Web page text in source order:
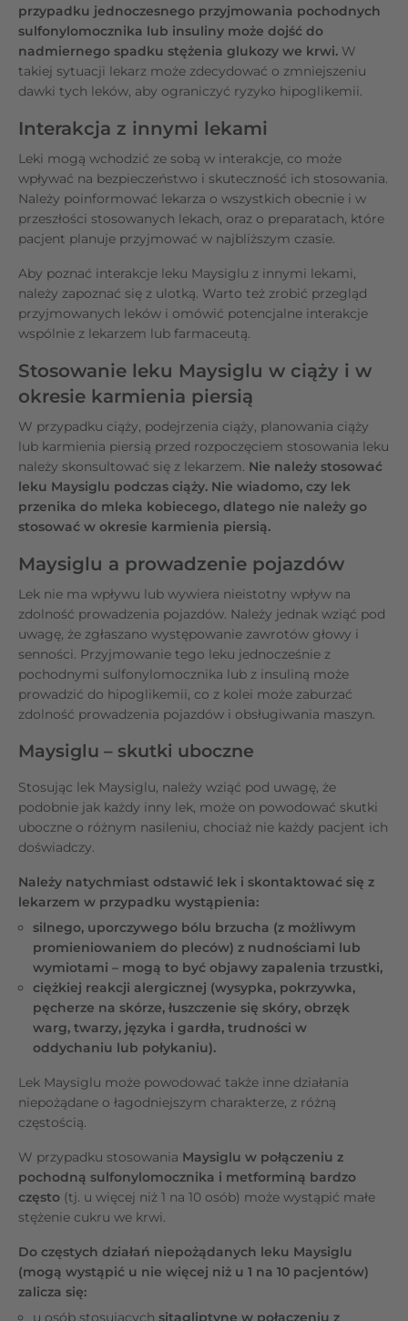
przypadku jednoczesnego przyjmowania pochodnych
sulfonylomocznika lub insuliny może dojść do
nadmiernego spadku stężenia glukozy we krwi. W
takiej sytuacji lekarz może zdecydować o zmniejszeniu
dawki tych leków, aby ograniczyć ryzyko hipoglikemii.
Interakcja z innymi lekami
Leki mogą wchodzić ze sobą w interakcje, co może
wpływać na bezpieczeństwo i skuteczność ich stosowania.
Należy poinformować lekarza o wszystkich obecnie i w
przeszłości stosowanych lekach, oraz o preparatach, które
pacjent planuje przyjmować w najbliższym czasie.
Aby poznać interakcje leku Maysiglu z innymi lekami,
należy zapoznać się z ulotką. Warto też zrobić przegląd
przyjmowanych leków i omówić potencjalne interakcje
wspólnie z lekarzem lub farmaceutą.
Stosowanie leku Maysiglu w ciąży i w
okresie karmienia piersią
W przypadku ciąży, podejrzenia ciąży, planowania ciąży
lub karmienia piersią przed rozpoczęciem stosowania leku
należy skonsultować się z lekarzem. Nie należy stosować
leku Maysiglu podczas ciąży. Nie wiadomo, czy lek
przenika do mleka kobiecego, dlatego nie należy go
stosować w okresie karmienia piersią.
Maysiglu a prowadzenie pojazdów
Lek nie ma wpływu lub wywiera nieistotny wpływ na
zdolność prowadzenia pojazdów. Należy jednak wziąć pod
uwagę, że zgłaszano występowanie zawrotów głowy i
senności. Przyjmowanie tego leku jednocześnie z
pochodnymi sulfonylomocznika lub z insuliną może
prowadzić do hipoglikemii, co z kolei może zaburzać
zdolność prowadzenia pojazdów i obsługiwania maszyn.
Maysiglu – skutki uboczne
Stosując lek Maysiglu, należy wziąć pod uwagę, że
podobnie jak każdy inny lek, może on powodować skutki
uboczne o różnym nasileniu, chociaż nie każdy pacjent ich
doświadczy.
Należy natychmiast odstawić lek i skontaktować się z
lekarzem w przypadku wystąpienia:
silnego, uporczywego bólu brzucha (z możliwym
promieniowaniem do pleców) z nudnościami lub
wymiotami – mogą to być objawy zapalenia trzustki,
ciężkiej reakcji alergicznej (wysypka, pokrzywka,
pęcherze na skórze, łuszczenie się skóry, obrzęk
warg, twarzy, języka i gardła, trudności w
oddychaniu lub połykaniu).
Lek Maysiglu może powodować także inne działania
niepożądane o łagodniejszym charakterze, z różną
częstością.
W przypadku stosowania Maysiglu w połączeniu z
pochodną sulfonylomocznika i metforminą bardzo
często (tj. u więcej niż 1 na 10 osób) może wystąpić małe
stężenie cukru we krwi.
Do częstych działań niepożądanych leku Maysiglu
(mogą wystąpić u nie więcej niż u 1 na 10 pacjentów)
zalicza się:
u osób stosujących sitagliptynę w połączeniu z